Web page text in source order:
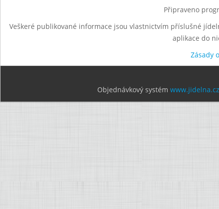
Připraveno
Veškeré publikované informace jsou vlastnictvím příslušné
aplikace do
Zásady
Objednávkový systém www.jidelna.cz